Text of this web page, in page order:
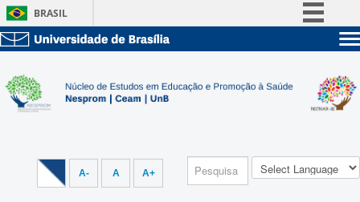
BRASIL
Participe
Canais
Unidades acadêmicas
Estude na UnB
Graduação
A- A A+